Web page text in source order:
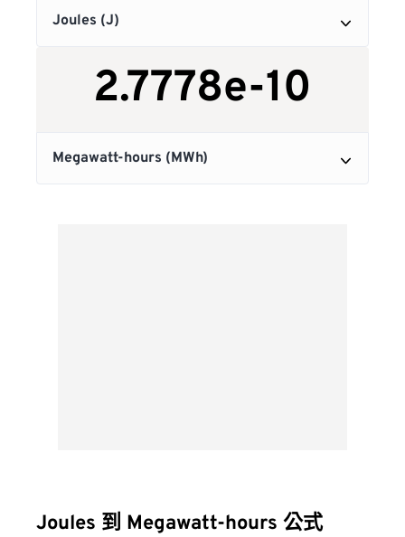
Joules 到 Megawatt-hours 公式